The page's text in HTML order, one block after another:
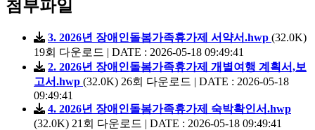
첨부파일
3. 2026년 장애인돌봄가족휴가제 서약서.hwp (32.0K)
19회 다운로드 | DATE : 2026-05-18 09:49:41
2. 2026년 장애인돌봄가족휴가제 개별여행 계획서,보
고서.hwp (32.0K) 26회 다운로드 | DATE : 2026-05-18
09:49:41
4. 2026년 장애인돌봄가족휴가제 숙박확인서.hwp
(32.0K) 21회 다운로드 | DATE : 2026-05-18 09:49:41